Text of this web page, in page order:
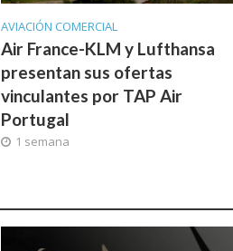
AVIACIÓN COMERCIAL
Air France-KLM y Lufthansa
presentan sus ofertas
vinculantes por TAP Air
Portugal
1 semana